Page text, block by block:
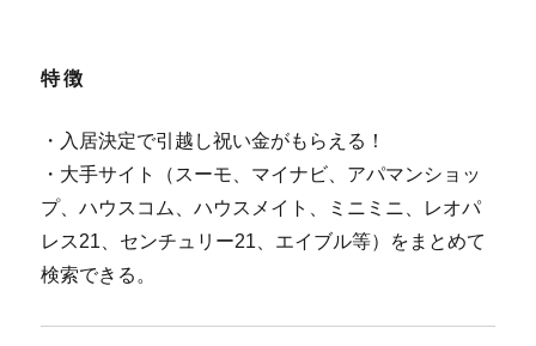
特徴
・入居決定で引越し祝い金がもらえる！
・大手サイト（スーモ、マイナビ、アパマンショッ
プ、ハウスコム、ハウスメイト、ミニミニ、レオパ
レス21、センチュリー21、エイブル等）をまとめて
検索できる。